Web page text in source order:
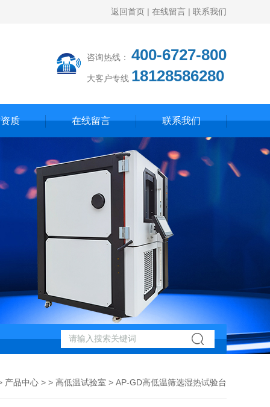
返回首页 | 在线留言 | 联系我们
咨询热线： 400-6727-800
大客户专线 18128586280
质 在线留言 联系我们
产品中心 > > 高低温试验室 > AP-GD高低温筛选湿热试验台